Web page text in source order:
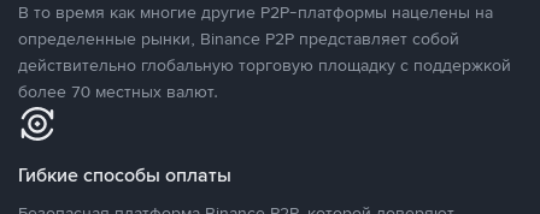
В то время как многие другие P2P-платформы нацелены на
определенные рынки, Binance P2P представляет собой
действительно глобальную торговую площадку с поддержкой
более 70 местных валют.
Гибкие способы оплаты